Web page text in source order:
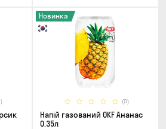
(0)
Новинка
Напій газований OKF Ананас
0.35л